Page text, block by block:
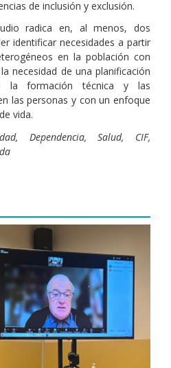
de inclusión y exclusión.
radica en, al menos, dos
identificar necesidades a partir
en la población con
necesidad de una planificación
la formación técnica y las
las personas y con un enfoque
vida.
Dependencia, Salud, CIF,